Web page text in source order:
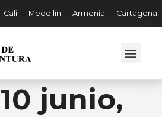
Cali Medellín Armenia Cartagena
10 junio,